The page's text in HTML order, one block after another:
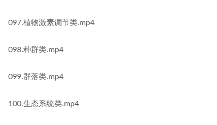
097.植物激素调节类.mp4
098.种群类.mp4
099.群落类.mp4
100.生态系统类.mp4